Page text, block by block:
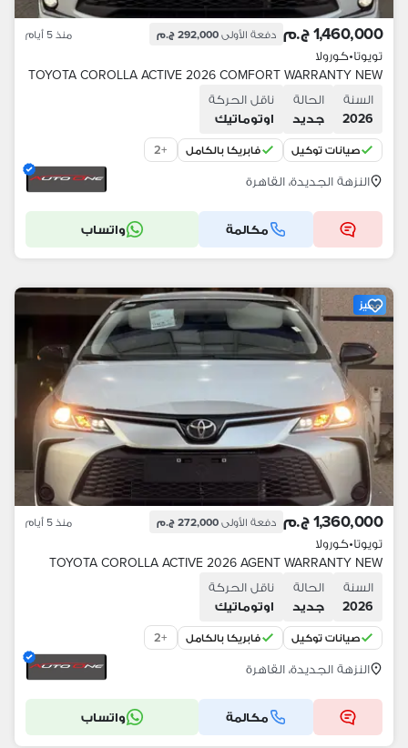
1,460,000 ج.م دفعة الأولى 292,000 ج.م منذ 5 أيام
تويوتا•كورولا
TOYOTA COROLLA ACTIVE 2026 COMFORT WARRANTY NEW
السنة
2026
الحالة
جديد
ناقل الحركة
اوتوماتيك
صيانات توكيل فابريكا بالكامل +
2
النزهة الجديدة، القاهرة
مكالمة واتساب
مميز
1,360,000 ج.م دفعة الأولى 272,000 ج.م منذ 5 أيام
تويوتا•كورولا
TOYOTA COROLLA ACTIVE 2026 AGENT WARRANTY NEW
السنة
2026
الحالة
جديد
ناقل الحركة
اوتوماتيك
صيانات توكيل فابريكا بالكامل +
2
النزهة الجديدة، القاهرة
مكالمة واتساب